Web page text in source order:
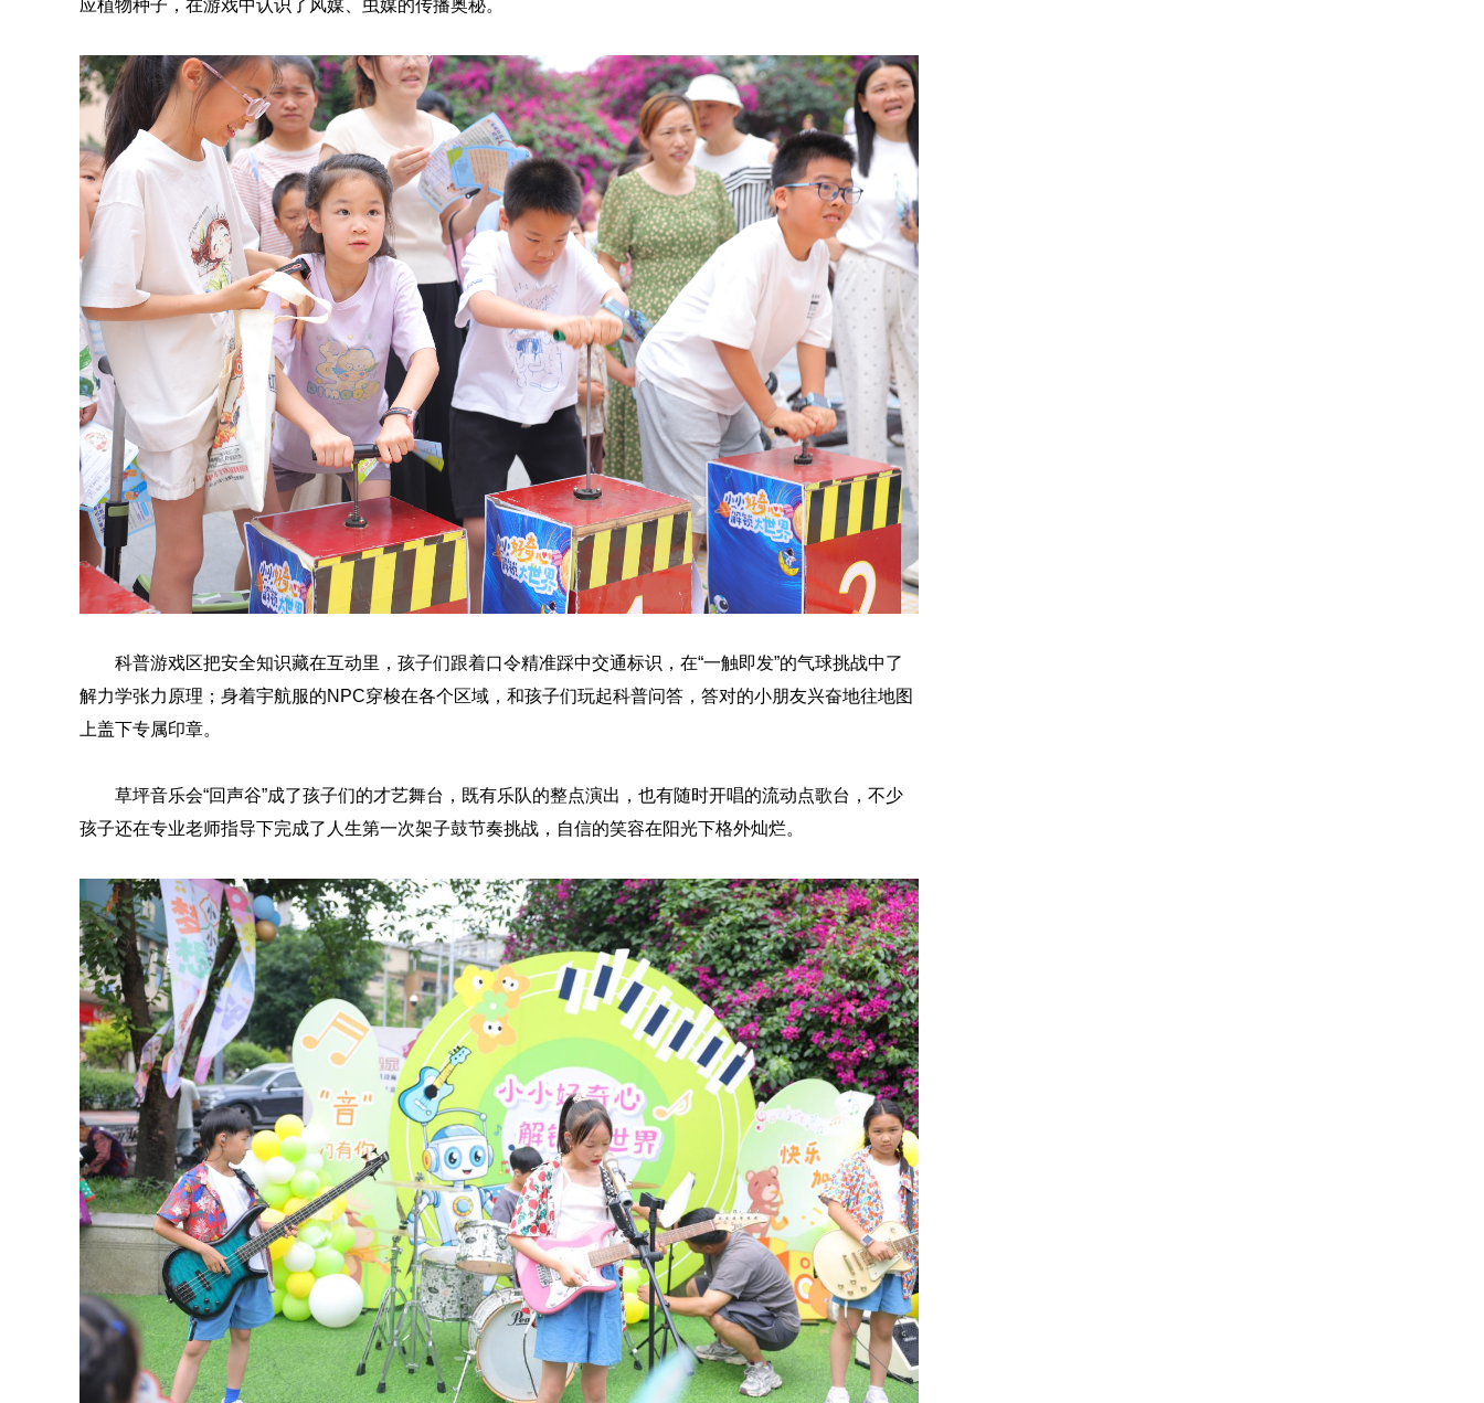
应植物种子，在游戏中认识了风媒、虫媒的传播奥秘。
科普游戏区把安全知识藏在互动里，孩子们跟着口令精准踩中交通标识，在“一触即发”的气球挑战中了
解力学张力原理；身着宇航服的NPC穿梭在各个区域，和孩子们玩起科普问答，答对的小朋友兴奋地往地图
上盖下专属印章。
草坪音乐会“回声谷”成了孩子们的才艺舞台，既有乐队的整点演出，也有随时开唱的流动点歌台，不少
孩子还在专业老师指导下完成了人生第一次架子鼓节奏挑战，自信的笑容在阳光下格外灿烂。